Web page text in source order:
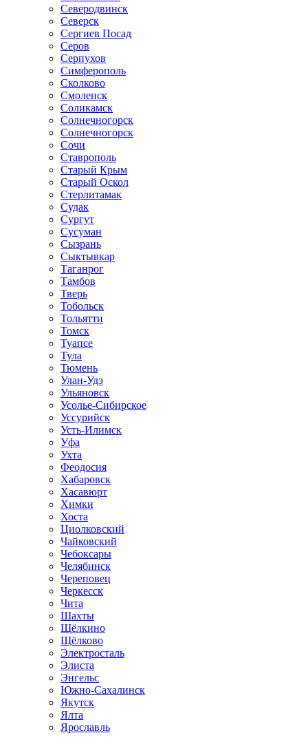
Северодвинск
Северск
Сергиев Посад
Серов
Серпухов
Симферополь
Сколково
Смоленск
Соликамск
Солнечногорск
Солнечногорск
Сочи
Ставрополь
Старый Крым
Старый Оскол
Стерлитамак
Судак
Сургут
Сусуман
Сызрань
Сыктывкар
Таганрог
Тамбов
Тверь
Тобольск
Тольятти
Томск
Туапсе
Тула
Тюмень
Улан-Удэ
Ульяновск
Усолье-Сибирское
Уссурийск
Усть-Илимск
Уфа
Ухта
Феодосия
Хабаровск
Хасавюрт
Химки
Хоста
Циолковский
Чайковский
Чебоксары
Челябинск
Череповец
Черкесск
Чита
Шахты
Щёлкино
Щёлково
Электросталь
Элиста
Энгельс
Южно-Сахалинск
Якутск
Ялта
Ярославль